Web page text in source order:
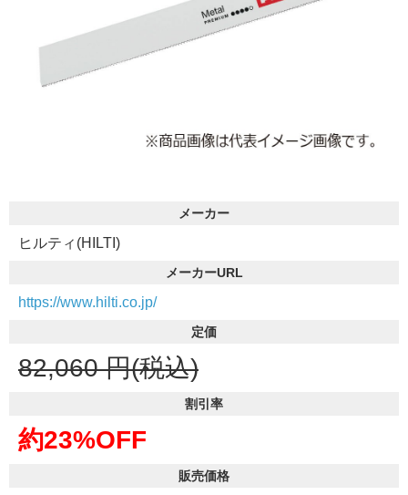
メーカー
ヒルティ(HILTI)
メーカーURL
https://www.hilti.co.jp/
定価
82,060 円(税込)
割引率
約23%OFF
販売価格